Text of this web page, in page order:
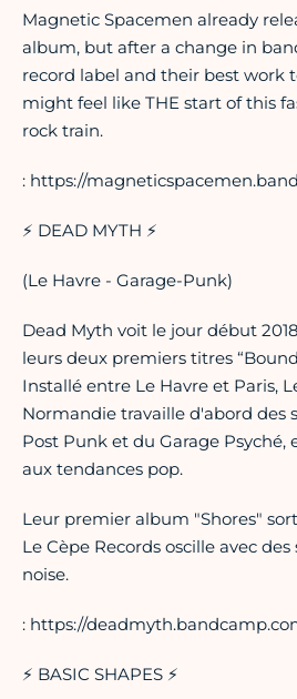
Magnetic Spacemen already
album, but after a change in
record label and their best work
might feel like THE start of this
rock train.
: https://
⚡ DEAD MYTH ⚡
(Le Havre - Garage-Punk)
Dead Myth voit le jour début
leurs deux premiers titres
Installé entre Le Havre et Paris,
Normandie travaille d'abord des
Post Punk et du Garage
aux tendances pop.
Leur premier album "Shores"
Le Cèpe Records oscille avec
noise.
: https://
⚡ BASIC SHAPES ⚡